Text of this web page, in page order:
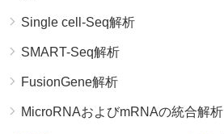
Single cell-Seq解析
SMART-Seq解析
FusionGene解析
MicroRNAおよびmRNAの統合解析